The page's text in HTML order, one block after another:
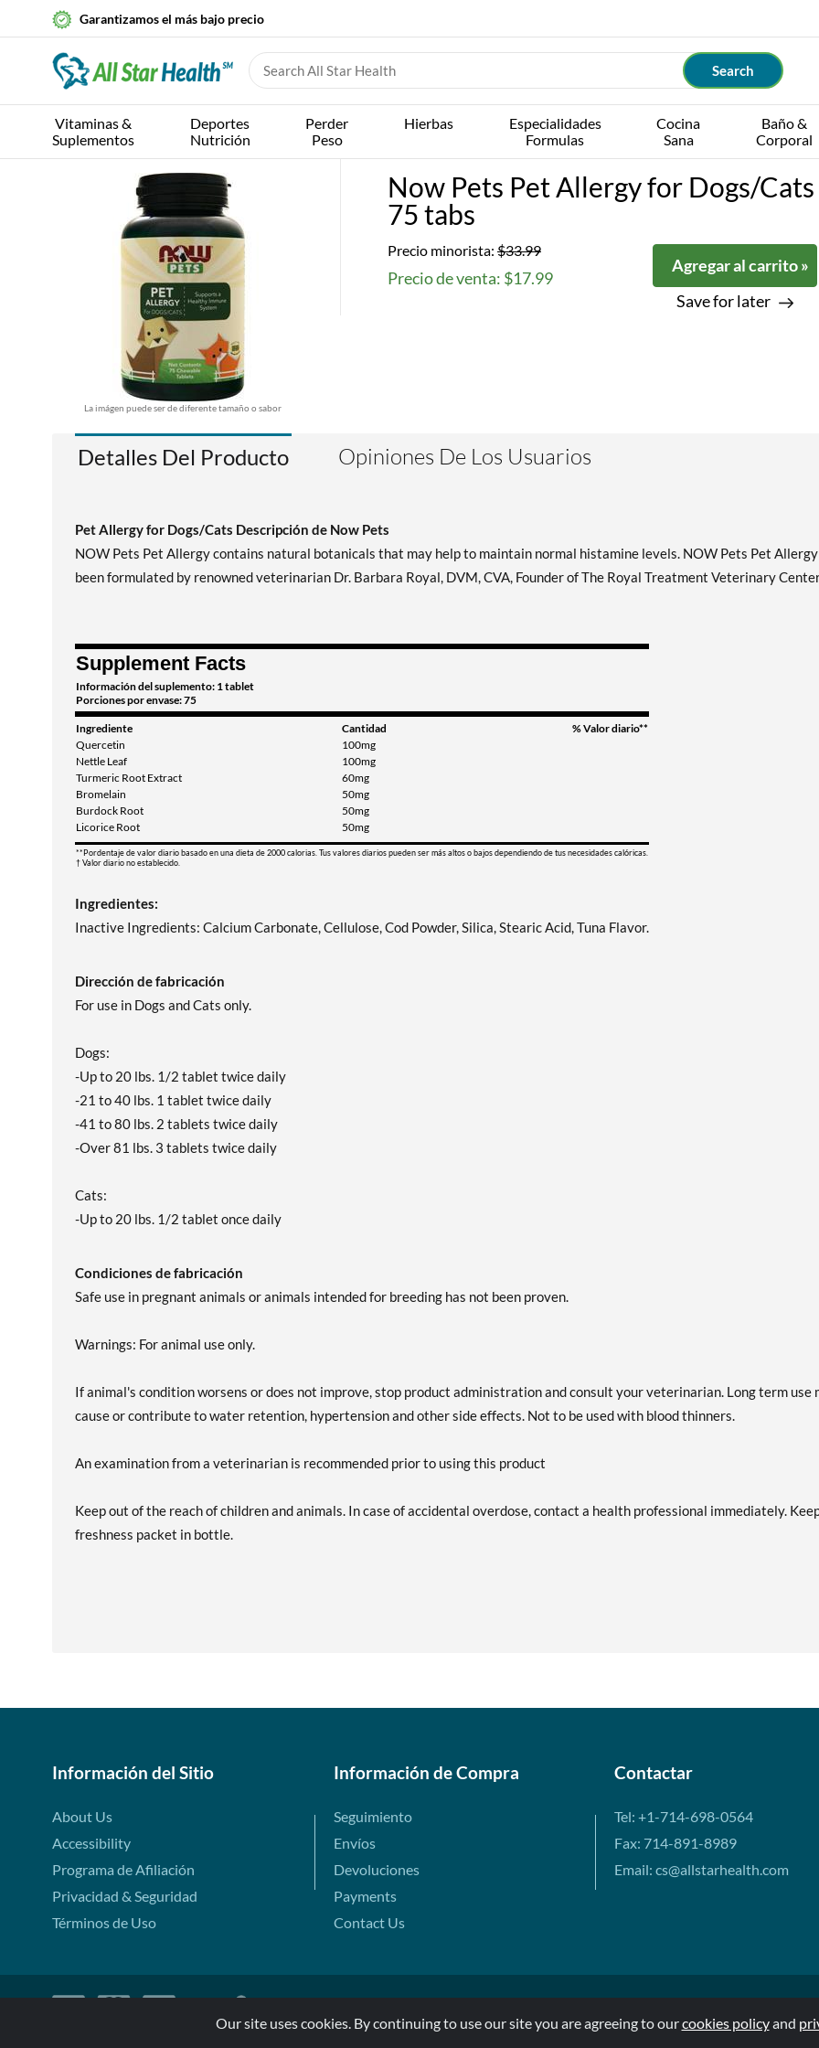
Garantizamos el más bajo precio
Vitaminas &
Suplementos
Deportes
Nutrición
Perder
Peso
Hierbas
Especialidades
Formulas
Cocina
Sana
Baño &
Corporal
La imágen puede ser de diferente tamaño o sabor
Now Pets Pet Allergy for Dogs/Cats
75 tabs
Precio minorista: $33.99
Precio de venta: $17.99
Agregar al carrito »
Save for later
Detalles Del Producto Opiniones De Los Usuarios
Pet Allergy for Dogs/Cats Descripción de Now Pets
NOW Pets Pet Allergy contains natural botanicals that may help to maintain normal histamine levels. NOW Pets Pet Allergy
been formulated by renowned veterinarian Dr. Barbara Royal, DVM, CVA, Founder of The Royal Treatment Veterinary
Supplement Facts
Información del suplemento: 1 tablet
Porciones por envase: 75
Ingrediente Cantidad
% Valor diario**
Quercetin
100mg
Nettle Leaf
100mg
Turmeric Root Extract
60mg
Bromelain
50mg
Burdock Root
50mg
Licorice Root
50mg
**Pordentaje de valor diario basado en una dieta de 2000 calorias. Tus valores diarios pueden ser más altos o bajos dependiendo de tus necesidades calóricas.
† Valor diario no establecido.
Ingredientes:
Inactive Ingredients: Calcium Carbonate, Cellulose, Cod Powder, Silica, Stearic Acid, Tuna Flavor.
Dirección de fabricación
For use in Dogs and Cats only.
Dogs:
-Up to 20 lbs. 1/2 tablet twice daily
-21 to 40 lbs. 1 tablet twice daily
-41 to 80 lbs. 2 tablets twice daily
-Over 81 lbs. 3 tablets twice daily
Cats:
-Up to 20 lbs. 1/2 tablet once daily
Condiciones de fabricación
Safe use in pregnant animals or animals intended for breeding has not been proven.
Warnings: For animal use only.
If animal's condition worsens or does not improve, stop product administration and consult your veterinarian. Long term use
cause or contribute to water retention, hypertension and other side effects. Not to be used with blood thinners.
An examination from a veterinarian is recommended prior to using this product
Keep out of the reach of children and animals. In case of accidental overdose, contact a health professional immediately.
freshness packet in bottle.
Información del Sitio
About Us
Accessibility
Programa de Afiliación
Privacidad & Seguridad
Términos de Uso
Información de Compra
Seguimiento
Envíos
Devoluciones
Payments
Contact Us
Contactar
Tel: +1-714-698-0564
Fax: 714-891-8989
Email: cs@allstarhealth.com
Our site uses cookies. By continuing to use our site you are agreeing to ourcookies policyand